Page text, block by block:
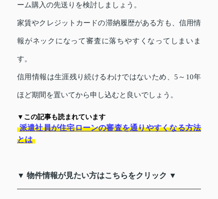
ーム購入の先送りを検討しましょう。
家賃やクレジットカードの滞納履歴がある方も、信用情
報がネックになって審査に落ちやすくなってしまいま
す。
信用情報は生涯残り続けるわけではないため、5～10年
ほど期間を置いてから申し込むと良いでしょう。
▼この記事も読まれています
派遣社員が住宅ローンの審査を通りやすくなる方法
とは
▼ 物件情報が見たい方はこちらをクリック ▼